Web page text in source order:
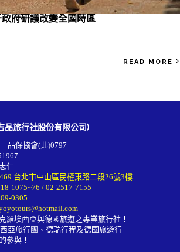
政府研議改變全國時區
READ MORE
品旅行社股份有限公司)
品保協會(北)0797
仁
台北市中山區民權東路二段26號3樓
1075~76 / 02-2517-7155
0305
羅埃西亞與德國旅遊之專業旅行社！
亞旅行團 、德瑞行程及德國旅遊行
參與！